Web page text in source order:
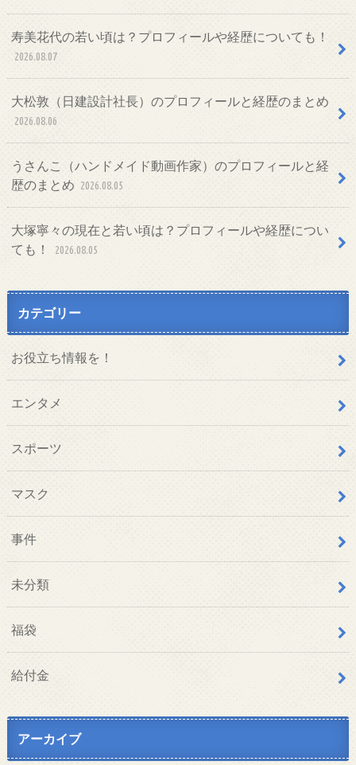
寿美花代の若い頃は？プロフィールや経歴についても！
2026.08.07
大松敦（日建設計社長）のプロフィールと経歴のまとめ
2026.08.06
うさんこ（ハンドメイド動画作家）のプロフィールと経
歴のまとめ 2026.08.05
大塚寧々の現在と若い頃は？プロフィールや経歴につい
ても！
2026.08.05
カテゴリー
お役立ち情報を！
エンタメ
スポーツ
マスク
事件
未分類
福袋
給付金
アーカイブ